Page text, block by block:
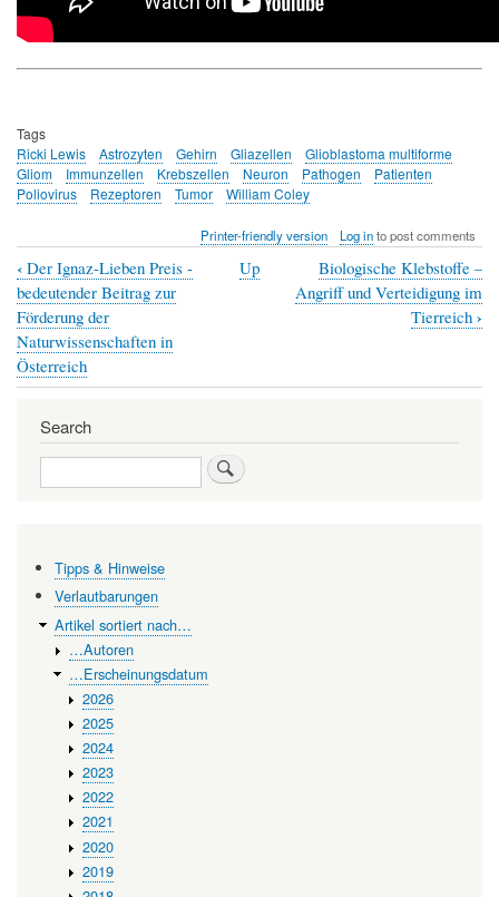
Tags
Ricki Lewis
Astrozyten Gehirn Gliazellen
Glioblastoma multiforme
Gliom
Immunzellen Krebszellen Neuron Pathogen
Patienten
Poliovirus
Rezeptoren Tumor William Coley
Printer-friendly version Log into post comments
Book
traversal
links
for
Ein
modifiziertes
Poliovirus
gegen
bösartige
Hirntumoren
‹ Der Ignaz-Lieben Preis -
bedeutender Beitrag zur
Förderung der
Naturwissenschaften in
Österreich
Up
Biologische Klebstoffe –
Angriff und Verteidigung im
Tierreich ›
Search
Search
Tipps & Hinweise
Verlautbarungen
Artikel sortiert nach…
…Autoren
…Erscheinungsdatum
2026
2025
2024
2023
2022
2021
2020
2019